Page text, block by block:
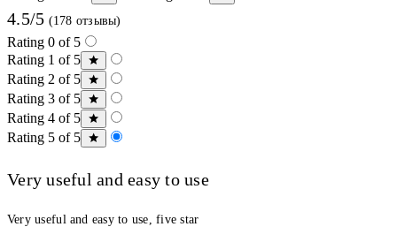
4.5/5 (178 отзывы)
Rating 0 of 5
Rating 1 of 5
Rating 2 of 5
Rating 3 of 5
Rating 4 of 5
Rating 5 of 5
Very useful and easy to use
Very useful and easy to use, five star